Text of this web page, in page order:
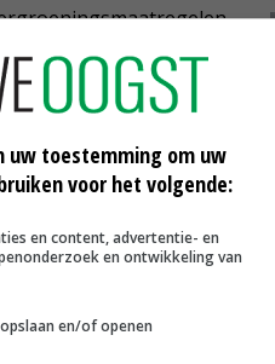
verdedigbaar in het
in Nederland en
inmiddels een
droogte. VVD-
ook gebruik van kan
uw toestemming om uw
voor het volgende:
en content, advertentie- en
en ontwikkeling van
en/of openen